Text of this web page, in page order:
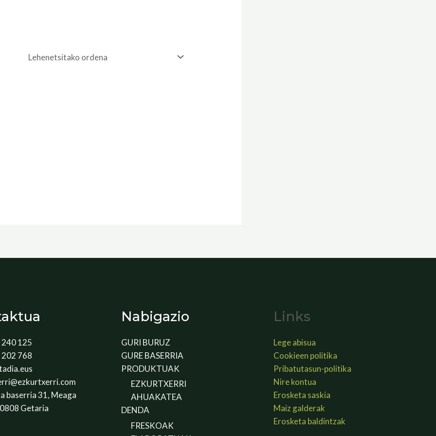
125
768
baserria 31, Meaga
Getaria
Nabigazio
GURI BURUZ
GURE BASERRIA
PRODUKTUAK
EZKURTXERRI
AHUAKATEA
DENDA
FRESKOAK
Links
Lege abisua
Cookieen politika
Pribatutasun-politika
Nire kontua
Erosketa saskia
Maiz galderak
Erosketa baldintzak